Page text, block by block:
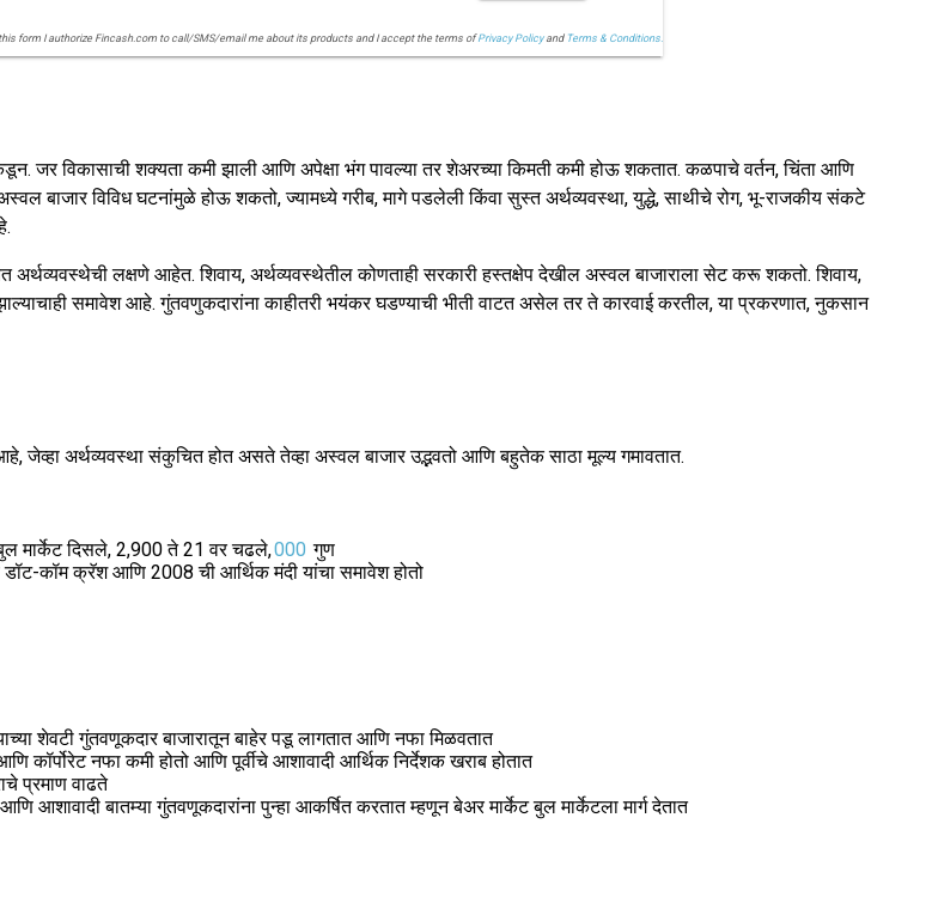
form I authorize Fincash.com to call/SMS/email me about its products and I accept the terms ofPrivacy Policyand Terms & Conditions.
जर विकासाची शक्यता कमी झाली आणि अपेक्षा भंग पावल्या तर शेअरच्या किमती कमी होऊ शकतात. कळपाचे वर्तन, चिंता आणि
बाजार विविध घटनांमुळे होऊ शकतो, ज्यामध्ये गरीब, मागे पडलेली किंवा सुस्त अर्थव्यवस्था, युद्धे, साथीचे रोग, भू-राजकीय संकटे
अर्थव्यवस्थेची लक्षणे आहेत. शिवाय, अर्थव्यवस्थेतील कोणताही सरकारी हस्तक्षेप देखील अस्वल बाजाराला सेट करू शकतो. शिवाय,
समावेश आहे. गुंतवणुकदारांना काहीतरी भयंकर घडण्याची भीती वाटत असेल तर ते कारवाई करतील, या प्रकरणात, नुकसान
जेव्हा अर्थव्यवस्था संकुचित होत असते तेव्हा अस्वल बाजार उद्भवतो आणि बहुतेक साठा मूल्य गमावतात.
मार्केट दिसले, 2,900 ते 21 वर चढले,000 गुण
कॉम क्रॅश आणि 2008 ची आर्थिक मंदी यांचा समावेश होतो
शेवटी गुंतवणूकदार बाजारातून बाहेर पडू लागतात आणि नफा मिळवतात
कॉर्पोरेट नफा कमी होतो आणि पूर्वीचे आशावादी आर्थिक निर्देशक खराब होतात
प्रमाण वाढते
आशावादी बातम्या गुंतवणूकदारांना पुन्हा आकर्षित करतात म्हणून बेअर मार्केट बुल मार्केटला मार्ग देतात